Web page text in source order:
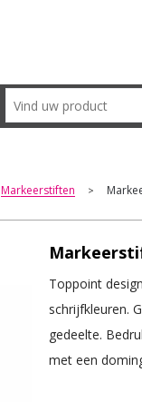
Markeerstiften >
Toppoint
schrijfkleuren.
gedeelte.
met een